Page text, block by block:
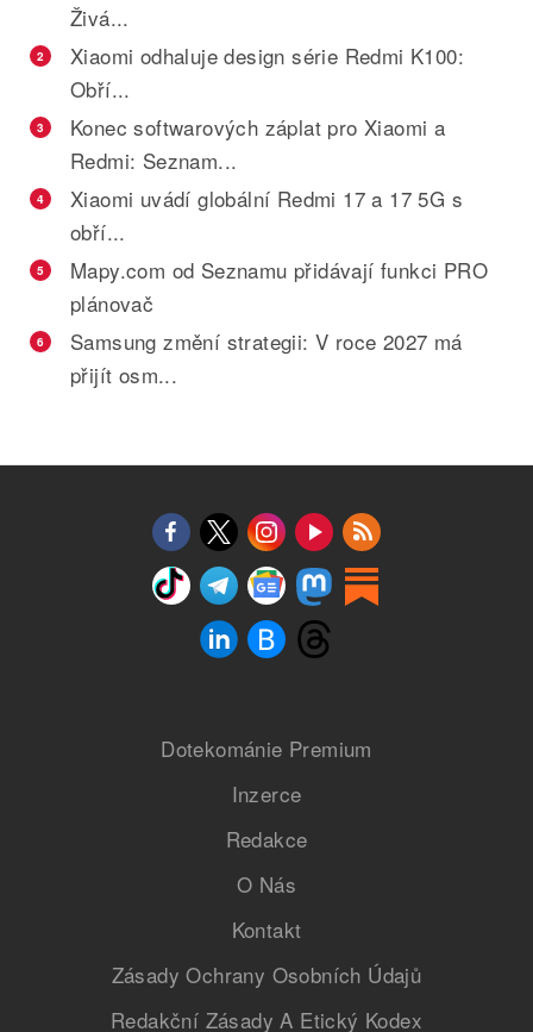
Živá...
2
Xiaomi odhaluje design série Redmi K100:
Obří...
3
Konec softwarových záplat pro Xiaomi a
Redmi: Seznam...
4
Xiaomi uvádí globální Redmi 17 a 17 5G s
obří...
5
Mapy.com od Seznamu přidávají funkci PRO
plánovač
6
Samsung změní strategii: V roce 2027 má
přijít osm...
Dotekománie Premium
Inzerce
Redakce
O Nás
Kontakt
Zásady Ochrany Osobních Údajů
Redakční Zásady A Etický Kodex